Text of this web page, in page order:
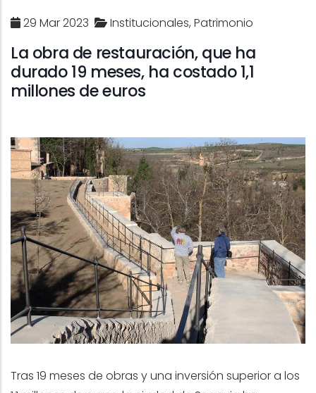
29 Mar 2023 Institucionales, Patrimonio
La obra de restauración, que ha
durado 19 meses, ha costado 1,1
millones de euros
Tras 19 meses de obras y una inversión superior a los